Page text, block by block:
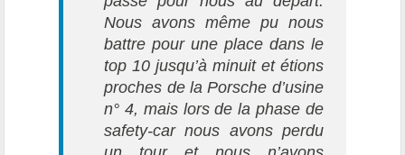
Nous avons même pu nous
battre pour une place dans le
top 10 jusqu’à minuit et étions
proches de la Porsche d’usine
n° 4, mais lors de la phase de
safety-car nous avons perdu